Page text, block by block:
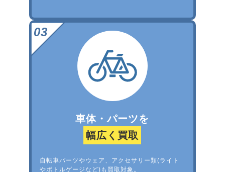
車体・パーツを
幅広く買取
自転車パーツやウェア、アクセサリー類(ライト
やボトルゲージなど)も買取対象。